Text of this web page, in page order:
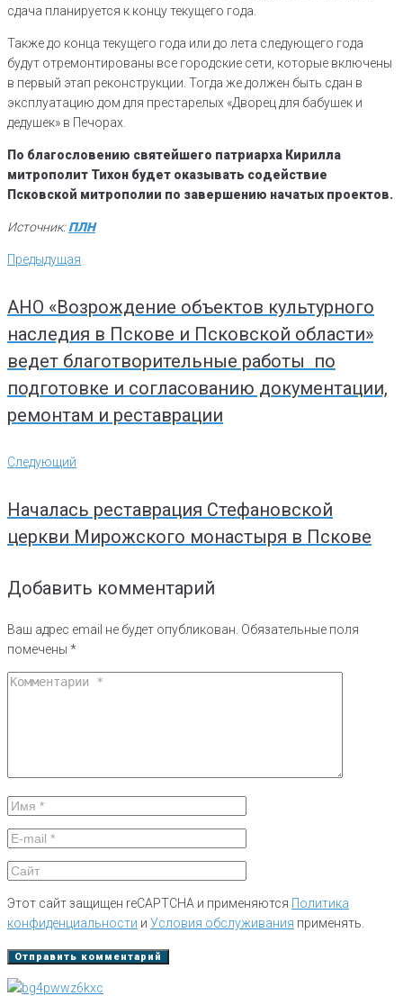
сдача планируется к концу текущего года.
Также до конца текущего года или до лета следующего года
будут отремонтированы все городские сети, которые включены
в первый этап реконструкции. Тогда же должен быть сдан в
эксплуатацию дом для престарелых «Дворец для бабушек и
дедушек» в Печорах.
По благословению святейшего патриарха Кирилла
митрополит Тихон будет оказывать содействие
Псковской митрополии по завершению начатых проектов.
Источник:ПЛН
Навигация
по
Предыдущая
Предыдущая
АНО «Возрождение объектов культурного
наследия в Пскове и Псковской области»
ведет благотворительные работы по
подготовке и согласованию документации,
ремонтам и реставрации
Следующий
Следующий
Началась реставрация Стефановской
церкви Мирожского монастыря в Пскове
Добавить комментарий
Ваш адрес email не будет опубликован. Обязательные поля
помечены *
Этот сайт защищен reCAPTCHA и применяются Политика
конфиденциальности и Условия обслуживания применять.